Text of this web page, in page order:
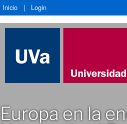
Inicio | Login
Europa en la